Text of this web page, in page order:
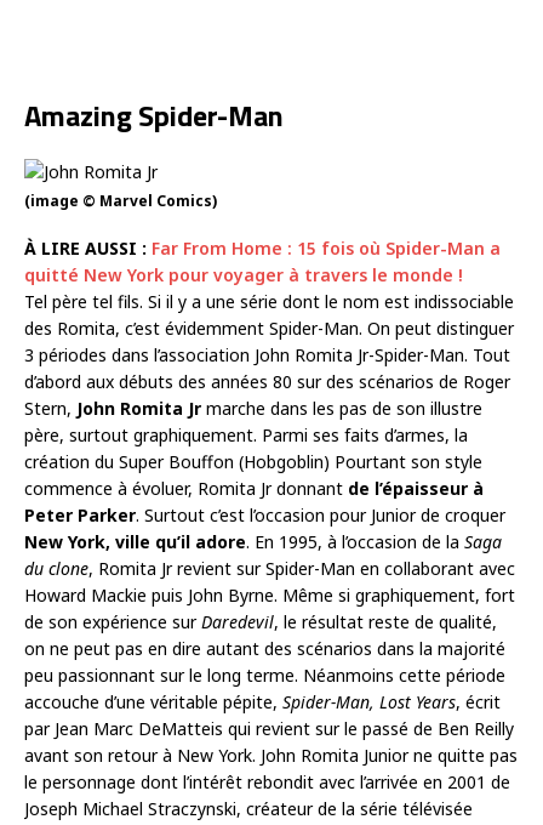
Amazing Spider-Man
(image © Marvel Comics)
À LIRE AUSSI : Far From Home : 15 fois où Spider-Man a
quitté New York pour voyager à travers le monde !
Tel père tel fils. Si il y a une série dont le nom est indissociable
des Romita, c’est évidemment Spider-Man. On peut distinguer
3 périodes dans l’association John Romita Jr-Spider-Man. Tout
d’abord aux débuts des années 80 sur des scénarios de Roger
Stern, John Romita Jr marche dans les pas de son illustre
père, surtout graphiquement. Parmi ses faits d’armes, la
création du Super Bouffon (Hobgoblin) Pourtant son style
commence à évoluer, Romita Jr donnant de l’épaisseur à
Peter Parker. Surtout c’est l’occasion pour Junior de croquer
New York, ville qu’il adore. En 1995, à l’occasion de la Saga
du clone, Romita Jr revient sur Spider-Man en collaborant avec
Howard Mackie puis John Byrne. Même si graphiquement, fort
de son expérience surDaredevil, le résultat reste de qualité,
on ne peut pas en dire autant des scénarios dans la majorité
peu passionnant sur le long terme. Néanmoins cette période
accouche d’une véritable pépite, Spider-Man, Lost Years, écrit
par Jean Marc DeMatteis qui revient sur le passé de Ben Reilly
avant son retour à New York. John Romita Junior ne quitte pas
le personnage dont l’intérêt rebondit avec l’arrivée en 2001 de
Joseph Michael Straczynski, créateur de la série télévisée